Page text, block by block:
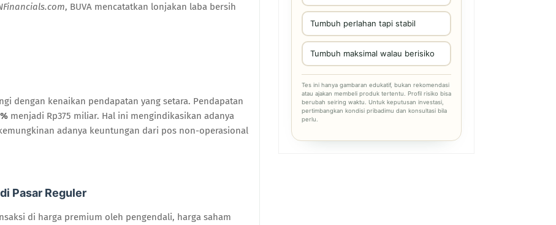
, BUVA mencatatkan lonjakan laba bersih
dengan kenaikan pendapatan yang setara. Pendapatan
menjadi Rp375 miliar. Hal ini mengindikasikan adanya
adanya keuntungan dari pos non-operasional
Pasar Reguler
di harga premium oleh pengendali, harga saham
Tumbuh perlahan tapi stabil
Tumbuh maksimal walau berisiko
Tes ini hanya gambaran edukatif, bukan rekomendasi
atau ajakan membeli produk tertentu. Profil risiko bisa
berubah seiring waktu. Untuk keputusan investasi,
pertimbangkan kondisi pribadimu dan konsultasi bila
perlu.